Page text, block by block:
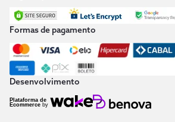
Formas de pagamento
Desenvolvimento